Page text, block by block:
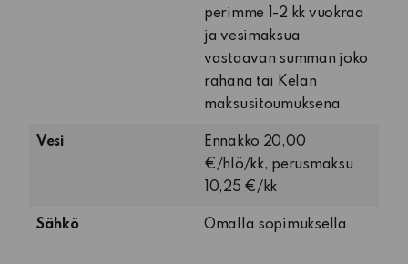
perimme 1-2 kk vuokraa
ja vesimaksua
vastaavan summan joko
rahana tai Kelan
maksusitoumuksena.
Vesi
Ennakko 20,00
€/hlö/kk, perusmaksu
10,25 €/kk
Sähkö Omalla sopimuksella